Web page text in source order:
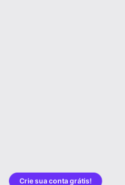
Crie sua conta grátis!